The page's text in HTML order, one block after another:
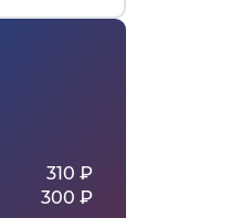
310 ₽
300 ₽